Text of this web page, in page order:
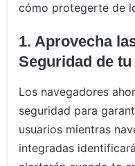
cómo protegerte de
1.Aprovecha
Seguridad de
Los navegadores
seguridad para
usuarios mientras
integradas